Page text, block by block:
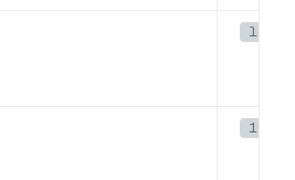
19530